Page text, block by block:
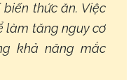
biến thức ăn. Việc
làm tăng nguy cơ
khả năng mắc